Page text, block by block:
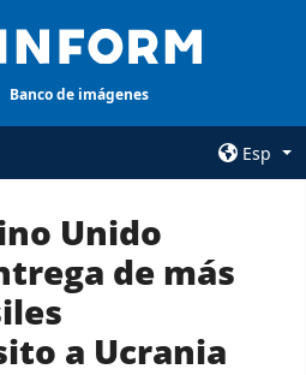
Banco de imágenes
Esp
AGENCIA
contacto
Unido
de más
a Ucrania